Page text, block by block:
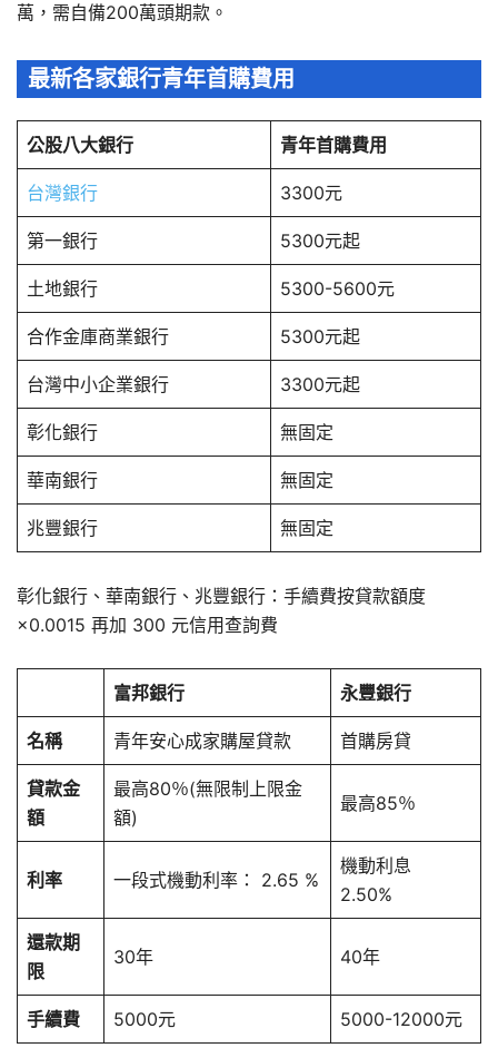
萬，需自備200萬頭期款。
最新各家銀行青年首購費用
公股八大銀行 青年首購費用
台灣銀行 3300元
第一銀行 5300元起
土地銀行 5300-5600元
合作金庫商業銀行 5300元起
台灣中小企業銀行 3300元起
彰化銀行 無固定
華南銀行 無固定
兆豐銀行 無固定
彰化銀行、華南銀行、兆豐銀行：手續費按貸款額度
×0.0015 再加 300 元信用查詢費
富邦銀行 永豐銀行
名稱 青年安心成家購屋貸款 首購房貸
貸款金
額
最高80％(無限制上限金
額)
最高85％
利率 一段式機動利率： 2.65 %
機動利息
2.50%
還款期
限
30年 40年
手續費 5000元 5000-12000元